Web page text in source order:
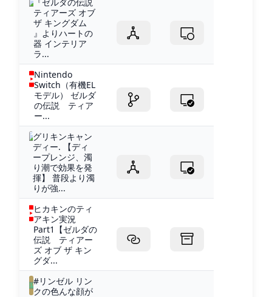
ティアーズ オブ
ザ キングダム
』よりハートの
器 インテリア
ラ...
Nintendo
Switch（有機EL
モデル） ゼルダ
の伝説 ティア
ー...
グリキンキャン
ディー. 【ディ
ープレンジ、濁
り潮で効果を発
揮】 普段より濁
りが強...
ヒカキンのティ
アキン実況
Part1【ゼルダの
伝説 ティアー
ズ オブ ザ キン
グダ...
#リンゼル リン
クの色んな顔が